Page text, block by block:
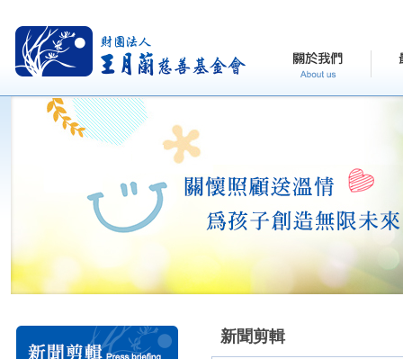
新聞剪輯